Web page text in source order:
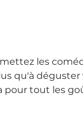
les
qu'à déguster
tout les